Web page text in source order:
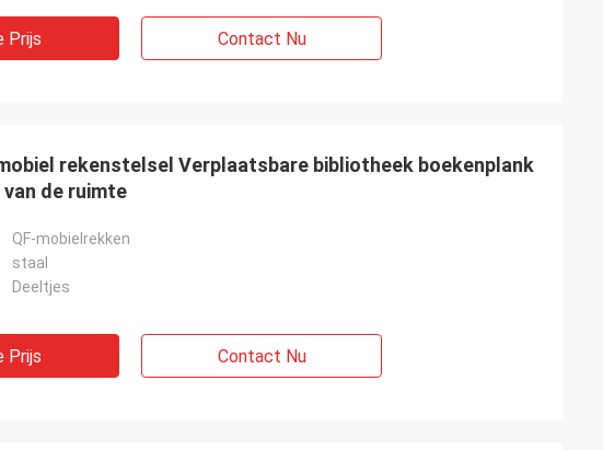
Prijs Contact Nu
rekenstelsel Verplaatsbare bibliotheek boekenplank
de ruimte
QF-mobielrekken
staal
Deeltjes
Prijs Contact Nu